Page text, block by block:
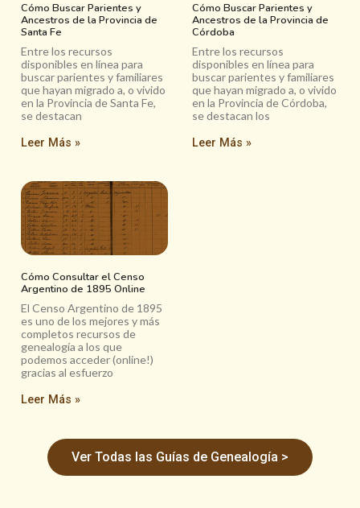
Cómo Buscar Parientes y
Ancestros de la Provincia de
Santa Fe
Entre los recursos
disponibles en línea para
buscar parientes y familiares
que hayan migrado a, o vivido
en la Provincia de Santa Fe,
se destacan
Leer Más »
Cómo Buscar Parientes y
Ancestros de la Provincia de
Córdoba
Entre los recursos
disponibles en línea para
buscar parientes y familiares
que hayan migrado a, o vivido
en la Provincia de Córdoba,
se destacan los
Leer Más »
Cómo Consultar el Censo
Argentino de 1895 Online
El Censo Argentino de 1895
es uno de los mejores y más
completos recursos de
genealogía a los que
podemos acceder (online!)
gracias al esfuerzo
Leer Más »
Ver Todas las Guías de Genealogía >